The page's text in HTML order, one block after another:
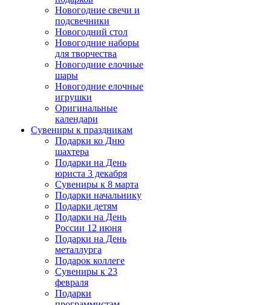
Новогодние свечи и
подсвечники
Новогодний стол
Новогодние наборы
для творчества
Новогодние елочные
шары
Новогодние елочные
игрушки
Оригинальные
календари
Сувениры к праздникам
Подарки ко Дню
шахтера
Подарки на День
юриста 3 декабря
Сувениры к 8 марта
Подарки начальнику
Подарки детям
Подарки на День
России 12 июня
Подарки на День
металлурга
Подарок коллеге
Сувениры к 23
февраля
Подарки